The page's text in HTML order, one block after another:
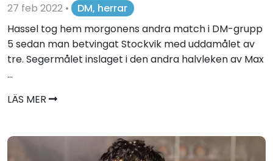
27 feb 2022 •
DM, herrar
Hassel tog hem morgonens andra match i DM-grupp
5 sedan man betvingat Stockvik med uddamålet av
tre. Segermålet inslaget i den andra halvleken av Max
...
LÄS MER